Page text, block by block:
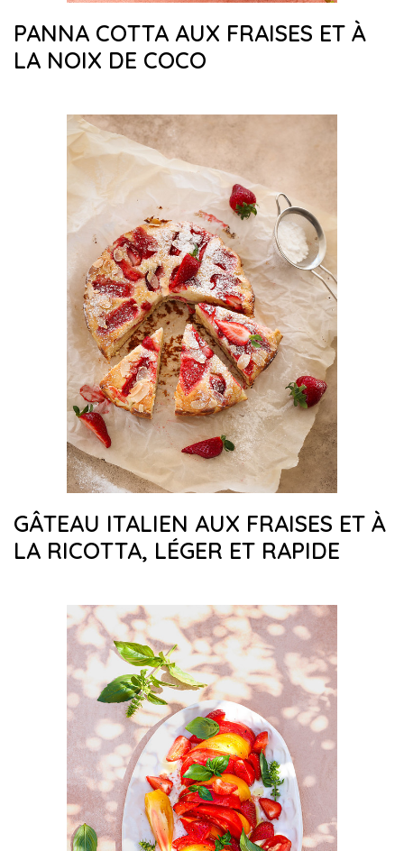
PANNA COTTA AUX FRAISES ET À
LA NOIX DE COCO
GÂTEAU ITALIEN AUX FRAISES ET À
LA RICOTTA, LÉGER ET RAPIDE